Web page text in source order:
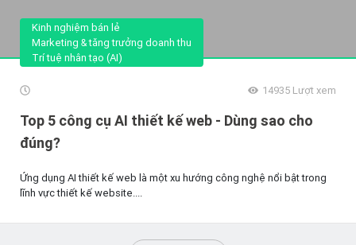
Kinh nghiệm bán lẻ
Marketing & tăng trưởng doanh thu
Trí tuệ nhân tạo (AI)
14935 Lượt xem
Top 5 công cụ AI thiết kế web - Dùng sao cho
đúng?
Ứng dụng AI thiết kế web là một xu hướng công nghệ nổi bật trong
lĩnh vực thiết kế website....